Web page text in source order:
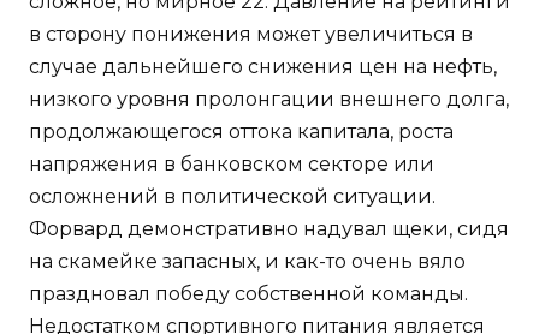
в сторону понижения может увеличиться в
случае дальнейшего снижения цен на нефть,
низкого уровня пролонгации внешнего долга,
продолжающегося оттока капитала, роста
напряжения в банковском секторе или
осложнений в политической ситуации.
Форвард демонстративно надувал щеки, сидя
на скамейке запасных, и как-то очень вяло
праздновал победу собственной команды.
Недостатком спортивного питания является